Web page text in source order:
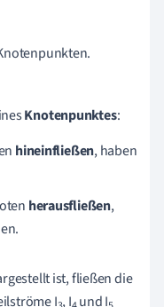
Knotenpunktes:
hineinfließen, haben
herausfließen,
ist, fließen die
I , I und I